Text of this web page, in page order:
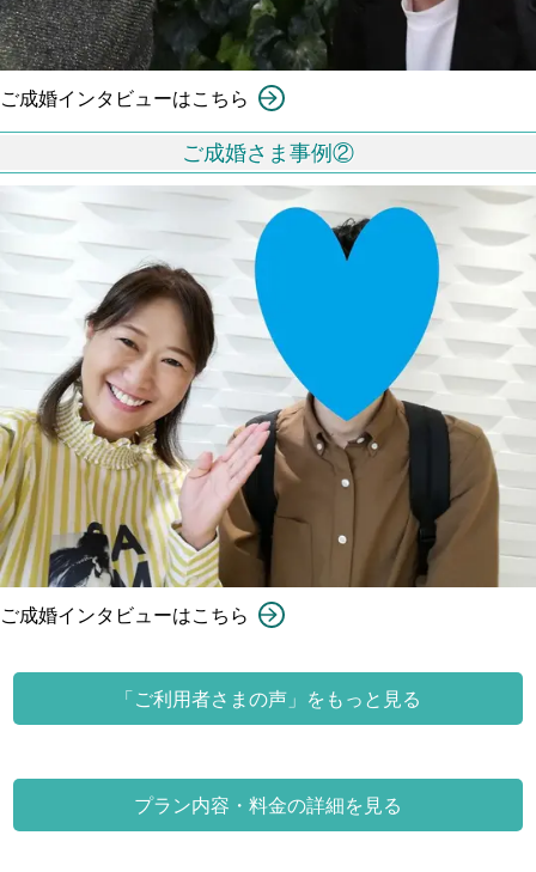
ご成婚インタビューはこちら
ご成婚さま事例②
ご成婚インタビューはこちら
「ご利用者さまの声」をもっと見る
プラン内容・料金の詳細を見る